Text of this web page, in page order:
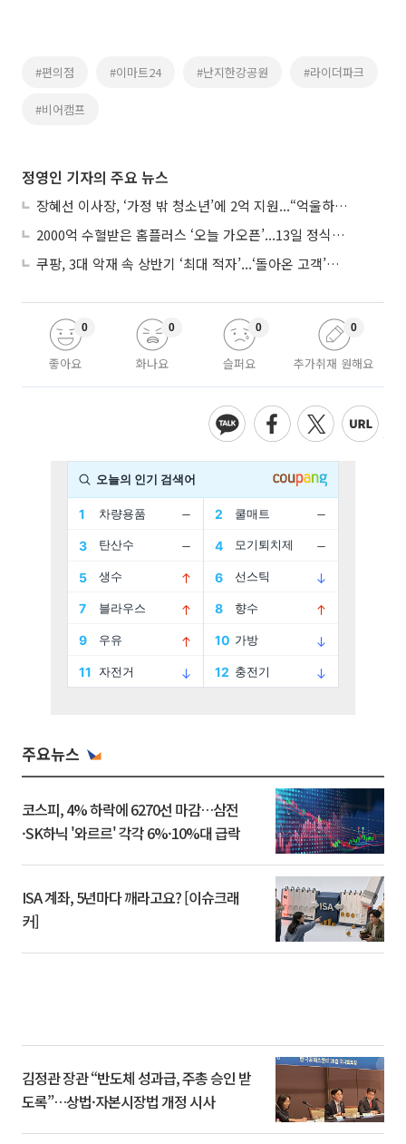
#편의점 #이마트24 #난지한강공원 #라이더파크
#비어캠프
정영인 기자의 주요 뉴스
장혜선 이사장, ‘가정 밖 청소년’에 2억 지원...“억울하고 아파도 단단해지길”
2000억 수혈받은 홈플러스 ‘오늘 가오픈’...13일 정식 개장 시험대
쿠팡, 3대 악재 속 상반기 ‘최대 적자’...‘돌아온 고객’에 수익성 반등 주목
좋아요
0
화나요
0
슬퍼요
0
추가취재 원해요
0
주요뉴스
코스피, 4% 하락에 6270선 마감…삼전
·SK하닉 '와르르' 각각 6%·10%대 급락
ISA 계좌, 5년마다 깨라고요? [이슈크래
커]
김정관 장관 “반도체 성과급, 주총 승인 받
도록”…상법·자본시장법 개정 시사